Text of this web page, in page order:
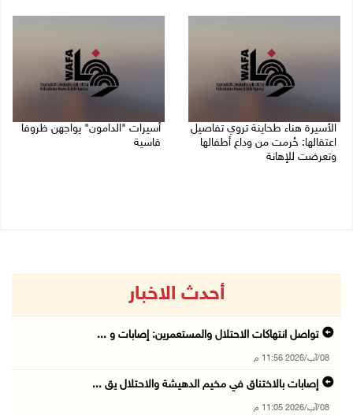
الأسيرة هناء طحاينة تروي تفاصيل
اعتقالها: حُرمت من وداع أطفالها
وتعرضت للإهانة
أسيرات "الدامون" يواجهن ظروفا
قاسية
أحدث الاخبار
تواصل انتهاكات الاحتلال والمستعمرين: إصابات و ...
08/آب/2026 11:56 م
إصابات بالاختناق في مخيم الدهيشة والاحتلال يق ...
08/آب/2026 11:05 م